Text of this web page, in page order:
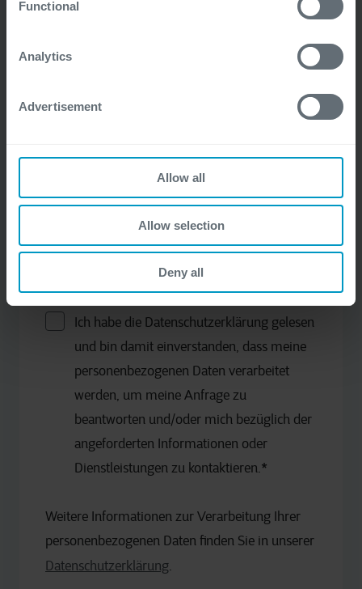
services we are able to offer.
Functional
Analytics
Advertisement
Allow all
Allow selection
Deny all
Position
Ich habe die Datenschutzerklärung gelesen
und bin damit einverstanden, dass meine
personenbezogenen Daten verarbeitet
werden, um meine Anfrage zu
beantworten und/oder mich bezüglich der
angeforderten Informationen oder
Dienstleistungen zu kontaktieren.*
Weitere Informationen zur Verarbeitung Ihrer
personenbezogenen Daten finden Sie in unserer
Datenschutzerklärung.